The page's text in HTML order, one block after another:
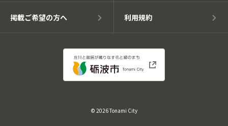
掲載ご希望の方へ 利用規約
© 2026 Tonami City